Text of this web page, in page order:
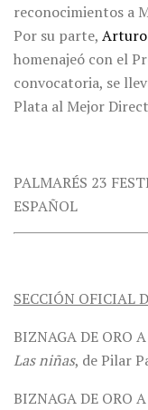
reconocimientos a
Por su parte, Arturo
homenajeó con el
convocatoria, se
Plata al Mejor
PALMARÉS 23
ESPAÑOL
SECCIÓN OFICIAL
BIZNAGA DE ORO
Las niñas, de Pilar
BIZNAGA DE ORO